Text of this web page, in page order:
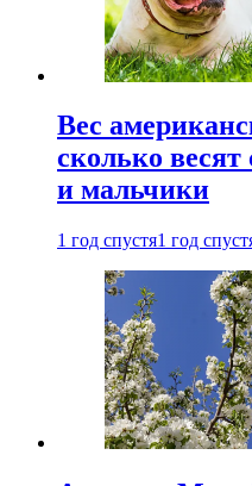
Вес
сколько
и мальчики
1 год спустя1 год